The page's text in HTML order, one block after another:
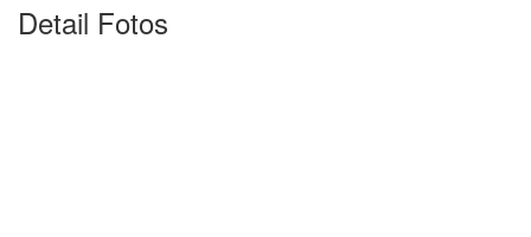
Detail Fotos